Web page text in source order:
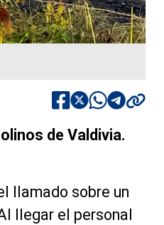
de Valdivia.
llamado sobre un
llegar el personal